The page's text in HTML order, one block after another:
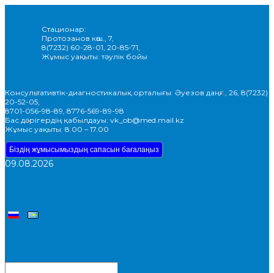
Стационар:
Протозанов көш., 7,
8(7232) 60-28-01, 20-85-71,
Жұмыс уақыты: тәулік бойы
Консультативтік-диагностикалық орталығы: Әуезов даңғ., 26, 8(7232)
20-52-05,
8701-056-98-89, 8776-569-89-98
Бас дәрігердің қабылдауы: vk_ob@med.mail.kz
Жұмыс уақыты: 8.00 – 17.00
Біздің жұмысымыздың сапасын бағалаңыз
09.08.2026